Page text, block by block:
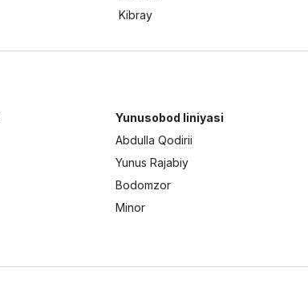
Kibray
Yunusobod liniyasi
Abdulla Qodirii
Yunus Rajabiy
Bodomzor
Minor